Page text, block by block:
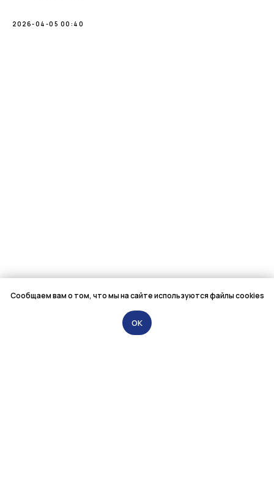
2026-04-05 00:40
Сообщаем вам о том, что мы на сайте используются файлы cookies
OK